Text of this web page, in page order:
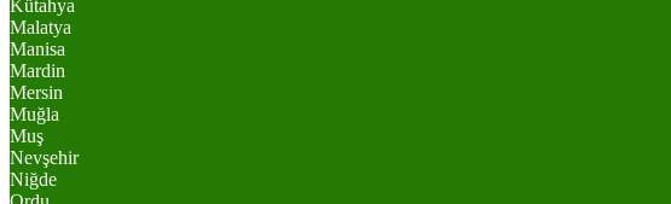
Kütahya
Malatya
Manisa
Mardin
Mersin
Muğla
Muş
Nevşehir
Niğde